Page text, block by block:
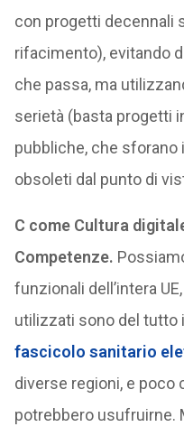
con progetti decennali
rifacimento), evitando
che passa, ma
serietà (basta progetti
pubbliche, che sforano
obsoleti dal punto di
C come Cultura
Competenze.
funzionali dell’intera
utilizzati sono del tutto
fascicolo sanitario
diverse regioni, e
potrebbero usufruirne.